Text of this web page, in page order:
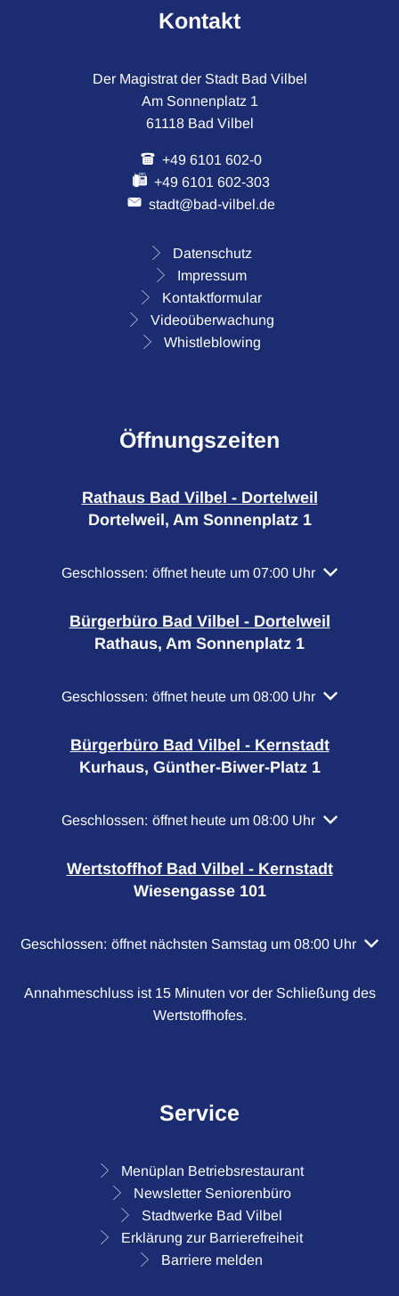
Kontakt
Der Magistrat der Stadt Bad Vilbel
Am Sonnenplatz 1
61118 Bad Vilbel
+49 6101 602-0
+49 6101 602-303
stadt@bad-vilbel.de
Datenschutz
Impressum
Kontaktformular
Videoüberwachung
Whistleblowing
Öffnungszeiten
Rathaus Bad Vilbel - Dortelweil
Dortelweil, Am Sonnenplatz 1
Klicken, um weitere Öffnungs- oder Schließzeiten
Geschlossen: öffnet heute um 07:00 Uhr
Bürgerbüro Bad Vilbel - Dortelweil
Rathaus, Am Sonnenplatz 1
Klicken, um weitere Öffnungs- oder Schließzeiten
Geschlossen: öffnet heute um 08:00 Uhr
Bürgerbüro Bad Vilbel - Kernstadt
Kurhaus, Günther-Biwer-Platz 1
Klicken, um weitere Öffnungs- oder Schließzeiten
Geschlossen: öffnet heute um 08:00 Uhr
Wertstoffhof Bad Vilbel - Kernstadt
Wiesengasse 101
Klicken, um weitere Öffnungs- oder Schließzeiten
Geschlossen: öffnet nächsten Samstag um 08:00 Uhr
Annahmeschluss ist 15 Minuten vor der Schließung des
Wertstoffhofes.
Service
Menüplan Betriebsrestaurant
Newsletter Seniorenbüro
Stadtwerke Bad Vilbel
Erklärung zur Barrierefreiheit
Barriere melden